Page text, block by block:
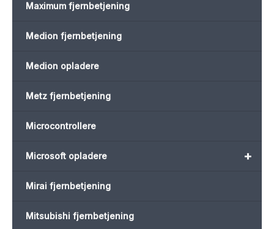
Maximum fjernbetjening
Medion fjernbetjening
Medion opladere
Metz fjernbetjening
Microcontrollere
+
Microsoft opladere
Mirai fjernbetjening
Mitsubishi fjernbetjening